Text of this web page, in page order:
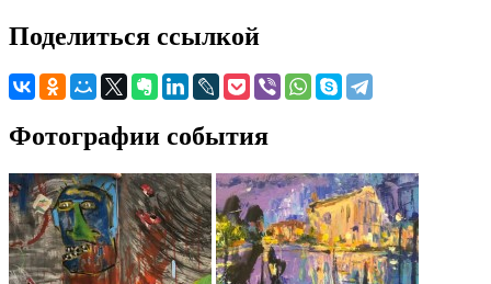
Поделиться ссылкой
Фотографии события